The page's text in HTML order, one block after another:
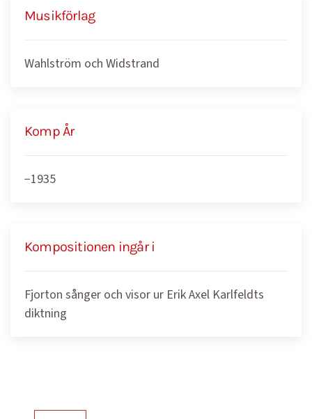
Musikförlag
Wahlström och Widstrand
Komp År
−1935
Kompositionen ingår i
Fjorton sånger och visor ur Erik Axel Karlfeldts
diktning